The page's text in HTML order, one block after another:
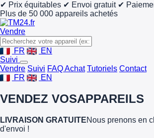
✔ Prix équitables ✔ Envoi gratuit ✔
Plus de 50 000 appareils achetés
Vendre
FR
EN
Suivi
Vendre Suivi FAQ Achat Tutoriels Contact
FR
EN
VENDEZ VOSAPPAREILS
LIVRAISON GRATUITENous prenons en
d'envoi !